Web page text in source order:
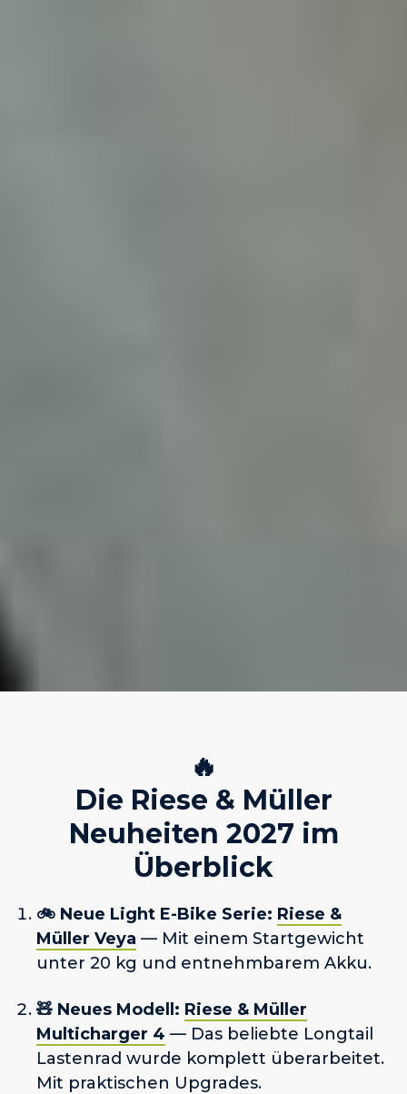
🔥
Die Riese & Müller
Neuheiten 2027 im
Überblick
🚲 Neue Light E-Bike Serie: Riese &
Müller Veya — Mit einem Startgewicht
unter 20 kg und entnehmbarem Akku.
🧸 Neues Modell: Riese & Müller
Multicharger 4 — Das beliebte Longtail
Lastenrad wurde komplett überarbeitet.
Mit praktischen Upgrades.